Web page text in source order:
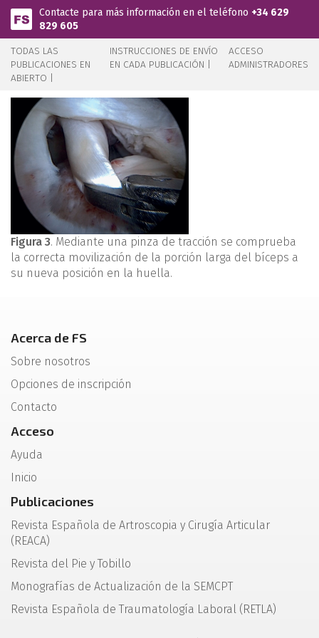
Pasar al contenido principal
Contacte para más información en el teléfono +34 629
829 605
TODAS LAS
PUBLICACIONES EN
ABIERTO |
INSTRUCCIONES DE ENVÍO
EN CADA PUBLICACIÓN |
ACCESO
ADMINISTRADORES
Figura 3. Mediante una pinza de tracción se comprueba
la correcta movilización de la porción larga del bíceps a
su nueva posición en la huella.
Acerca de FS
Sobre nosotros
Opciones de inscripción
Contacto
Acceso
Ayuda
Inicio
Publicaciones
Revista Española de Artroscopia y Cirugía Articular
(REACA)
Revista del Pie y Tobillo
Monografías de Actualización de la SEMCPT
Revista Española de Traumatología Laboral (RETLA)